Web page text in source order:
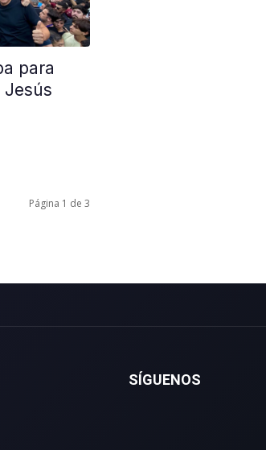
para
Jesús
Página 1 de 3
SÍGUENOS